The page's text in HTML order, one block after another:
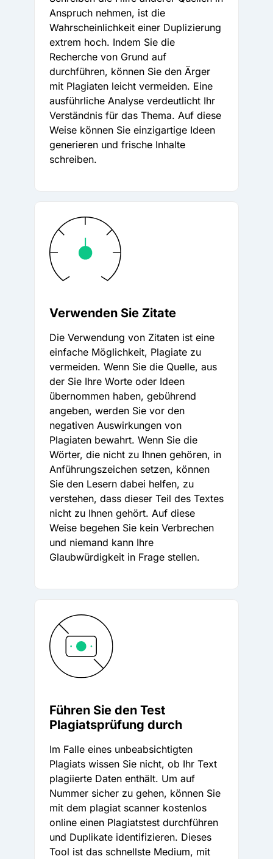
Anspruch nehmen, ist die
Wahrscheinlichkeit einer Duplizierung
extrem hoch. Indem Sie die
Recherche von Grund auf
durchführen, können Sie den Ärger
mit Plagiaten leicht vermeiden. Eine
ausführliche Analyse verdeutlicht Ihr
Verständnis für das Thema. Auf diese
Weise können Sie einzigartige Ideen
generieren und frische Inhalte
schreiben.
Verwenden Sie Zitate
Die Verwendung von Zitaten ist eine
einfache Möglichkeit, Plagiate zu
vermeiden. Wenn Sie die Quelle, aus
der Sie Ihre Worte oder Ideen
übernommen haben, gebührend
angeben, werden Sie vor den
negativen Auswirkungen von
Plagiaten bewahrt. Wenn Sie die
Wörter, die nicht zu Ihnen gehören, in
Anführungszeichen setzen, können
Sie den Lesern dabei helfen, zu
verstehen, dass dieser Teil des Textes
nicht zu Ihnen gehört. Auf diese
Weise begehen Sie kein Verbrechen
und niemand kann Ihre
Glaubwürdigkeit in Frage stellen.
Führen Sie den Test
Plagiatsprüfung durch
Im Falle eines unbeabsichtigten
Plagiats wissen Sie nicht, ob Ihr Text
plagiierte Daten enthält. Um auf
Nummer sicher zu gehen, können Sie
mit dem plagiat scanner kostenlos
online einen Plagiatstest durchführen
und Duplikate identifizieren. Dieses
Tool ist das schnellste Medium, mit